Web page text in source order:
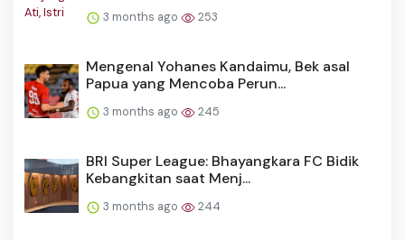
3 months ago 253
Mengenal Yohanes Kandaimu, Bek asal
Papua yang Mencoba Perun...
3 months ago 245
BRI Super League: Bhayangkara FC Bidik
Kebangkitan saat Menj...
3 months ago 244